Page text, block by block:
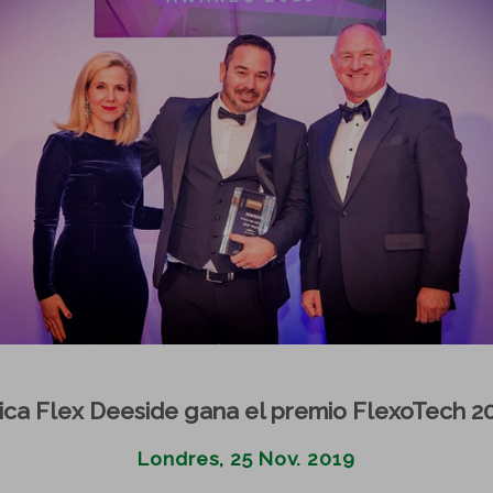
Flex Deeside gana el premio FlexoTech
Londres, 25 Nov. 2019